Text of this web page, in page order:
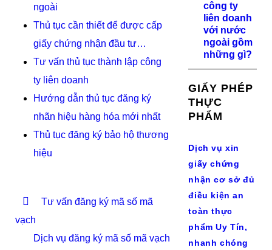
ngoài
Thủ tục cần thiết để được cấp
giấy chứng nhận đầu tư…
Tư vấn thủ tục thành lập công
ty liên doanh
Hướng dẫn thủ tục đăng ký
nhãn hiệu hàng hóa mới nhất
Thủ tục đăng ký bảo hộ thương
hiệu
Tư vấn đăng ký mã số mã
vạch
Dịch vụ đăng ký mã số mã vạch
công ty
liên doanh
với nước
ngoài gồm
những gì?
GIẤY PHÉP
THỰC
PHẨM
Dịch vụ xin
giấy chứng
nhận cơ sở đủ
điều kiện an
toàn thực
phẩm Uy Tín,
nhanh chóng